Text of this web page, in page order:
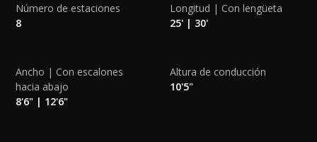
Número de estaciones
8
Longitud | Con lengüeta
25' | 30'
Ancho | Con escalones
hacia abajo
8'6" | 12'6"
Altura de conducción
10'5"